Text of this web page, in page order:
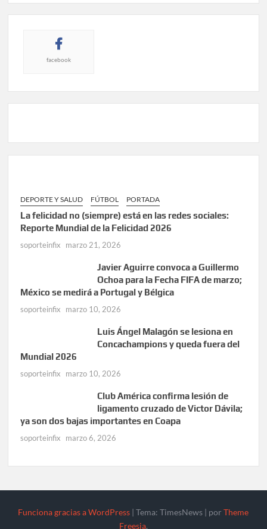
facebook
DEPORTE Y SALUD FÚTBOL PORTADA
La felicidad no (siempre) está en las redes sociales:
Reporte Mundial de la Felicidad 2026
soporteinfix marzo 21, 2026
Javier Aguirre convoca a Guillermo
Ochoa para la Fecha FIFA de marzo;
México se medirá a Portugal y Bélgica
soporteinfix marzo 10, 2026
Luis Ángel Malagón se lesiona en
Concachampions y queda fuera del
Mundial 2026
soporteinfix marzo 10, 2026
Club América confirma lesión de
ligamento cruzado de Victor Dávila;
ya son dos bajas importantes en Coapa
soporteinfix marzo 6, 2026
Funciona gracias a WordPress |Tema: TimesNews | porTheme
Freesia.